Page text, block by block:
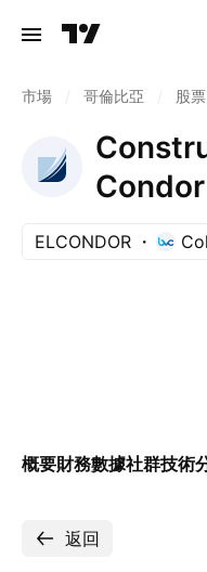
市場 哥倫比亞 股票
ELCONDOR
概要財務數據社群技術
返回